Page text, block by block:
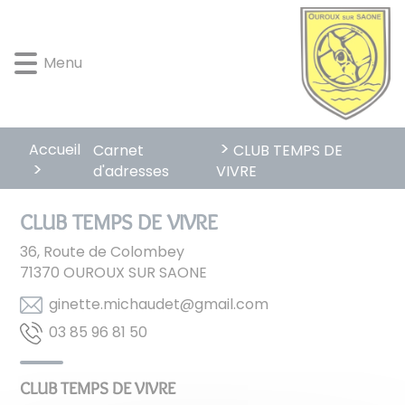
rapide
au
rapide
au
rapide
rapide
au
Menu
Accueil
Carnet
d'adresses
CLUB TEMPS DE
VIVRE
CLUB TEMPS DE VIVRE
36, Route de Colombey
71370 OUROUX SUR SAONE
moc.liamg@teduahcim.ettenig
05 18 69 58 30
CLUB TEMPS DE VIVRE